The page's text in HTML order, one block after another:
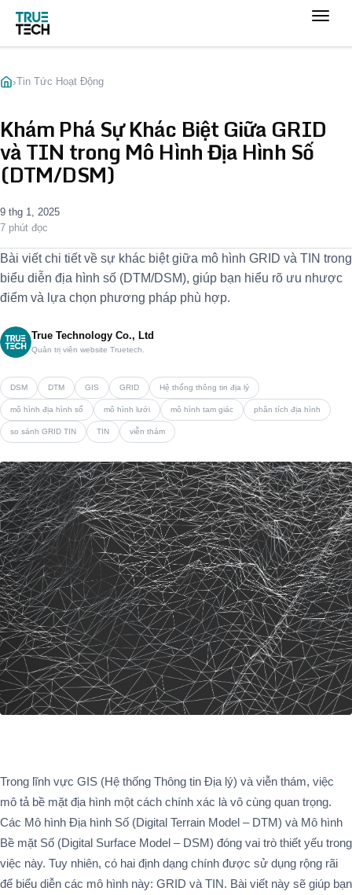
›Tin Tức Hoạt Động
Khám Phá Sự Khác Biệt Giữa GRID
và TIN trong Mô Hình Địa Hình Số
(DTM/DSM)
9 thg 1, 2025
7 phút đọc
Bài viết chi tiết về sự khác biệt giữa mô hình GRID và TIN trong
biểu diễn địa hình số (DTM/DSM), giúp bạn hiểu rõ ưu nhược
điểm và lựa chọn phương pháp phù hợp.
True Technology Co., Ltd
Quản trị viên website Truetech.
DSM DTM GIS GRID Hệ thống thông tin địa lý
mô hình địa hình số mô hình lưới mô hình tam giác phân tích địa hình
so sánh GRID TIN TIN viễn thám
Trong lĩnh vực GIS (Hệ thống Thông tin Địa lý) và viễn thám, việc
mô tả bề mặt địa hình một cách chính xác là vô cùng quan trọng.
Các Mô hình Địa hình Số (Digital Terrain Model – DTM) và Mô hình
Bề mặt Số (Digital Surface Model – DSM) đóng vai trò thiết yếu trong
việc này. Tuy nhiên, có hai định dạng chính được sử dụng rộng rãi
để biểu diễn các mô hình này: GRID và TIN. Bài viết này sẽ giúp bạn